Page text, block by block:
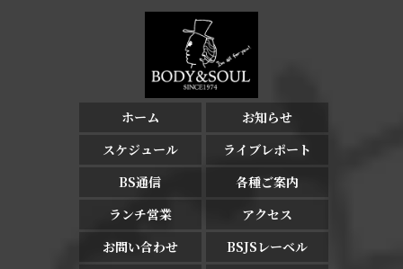
ホーム
お知らせ
スケジュール
ライブレポート
BS通信
各種ご案内
ランチ営業
アクセス
お問い合わせ
BSJSレーベル